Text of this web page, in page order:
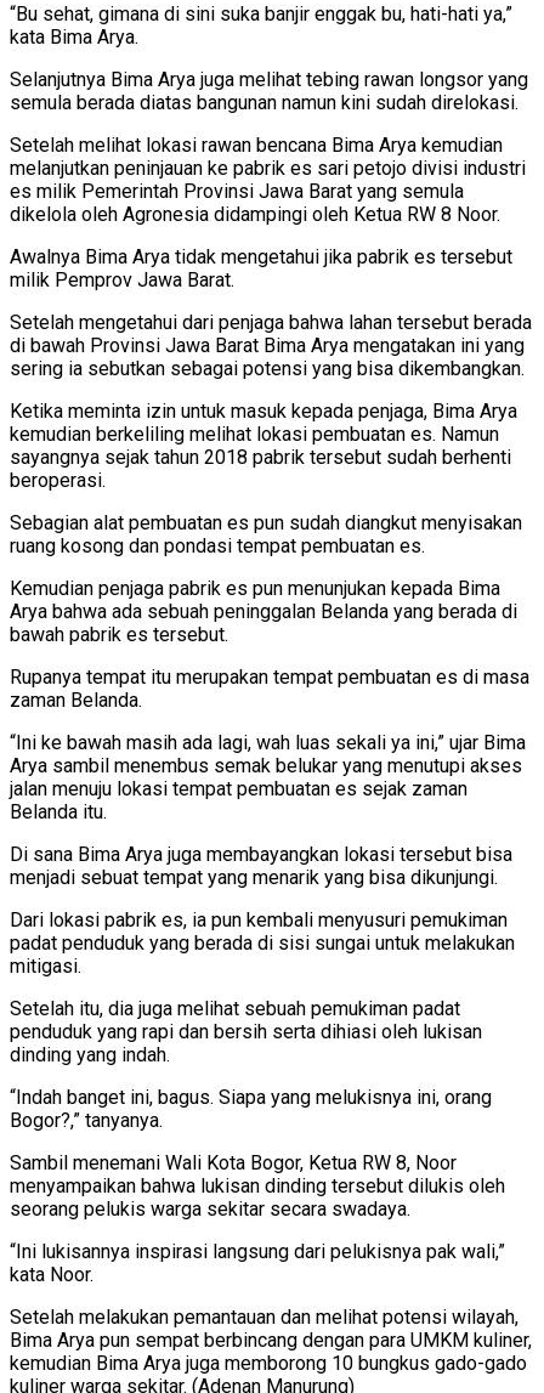
“Bu sehat, gimana di sini suka banjir enggak bu, hati-hati ya,”
kata Bima Arya.
Selanjutnya Bima Arya juga melihat tebing rawan longsor yang
semula berada diatas bangunan namun kini sudah direlokasi.
Setelah melihat lokasi rawan bencana Bima Arya kemudian
melanjutkan peninjauan ke pabrik es sari petojo divisi industri
es milik Pemerintah Provinsi Jawa Barat yang semula
dikelola oleh Agronesia didampingi oleh Ketua RW 8 Noor.
Awalnya Bima Arya tidak mengetahui jika pabrik es tersebut
milik Pemprov Jawa Barat.
Setelah mengetahui dari penjaga bahwa lahan tersebut berada
di bawah Provinsi Jawa Barat Bima Arya mengatakan ini yang
sering ia sebutkan sebagai potensi yang bisa dikembangkan.
Ketika meminta izin untuk masuk kepada penjaga, Bima Arya
kemudian berkeliling melihat lokasi pembuatan es. Namun
sayangnya sejak tahun 2018 pabrik tersebut sudah berhenti
beroperasi.
Sebagian alat pembuatan es pun sudah diangkut menyisakan
ruang kosong dan pondasi tempat pembuatan es.
Kemudian penjaga pabrik es pun menunjukan kepada Bima
Arya bahwa ada sebuah peninggalan Belanda yang berada di
bawah pabrik es tersebut.
Rupanya tempat itu merupakan tempat pembuatan es di masa
zaman Belanda.
“Ini ke bawah masih ada lagi, wah luas sekali ya ini,” ujar Bima
Arya sambil menembus semak belukar yang menutupi akses
jalan menuju lokasi tempat pembuatan es sejak zaman
Belanda itu.
Di sana Bima Arya juga membayangkan lokasi tersebut bisa
menjadi sebuat tempat yang menarik yang bisa dikunjungi.
Dari lokasi pabrik es, ia pun kembali menyusuri pemukiman
padat penduduk yang berada di sisi sungai untuk melakukan
mitigasi.
Setelah itu, dia juga melihat sebuah pemukiman padat
penduduk yang rapi dan bersih serta dihiasi oleh lukisan
dinding yang indah.
“Indah banget ini, bagus. Siapa yang melukisnya ini, orang
Bogor?,” tanyanya.
Sambil menemani Wali Kota Bogor, Ketua RW 8, Noor
menyampaikan bahwa lukisan dinding tersebut dilukis oleh
seorang pelukis warga sekitar secara swadaya.
“Ini lukisannya inspirasi langsung dari pelukisnya pak wali,”
kata Noor.
Setelah melakukan pemantauan dan melihat potensi wilayah,
Bima Arya pun sempat berbincang dengan para UMKM kuliner,
kemudian Bima Arya juga memborong 10 bungkus gado-gado
kuliner warga sekitar. (Adenan Manurung)